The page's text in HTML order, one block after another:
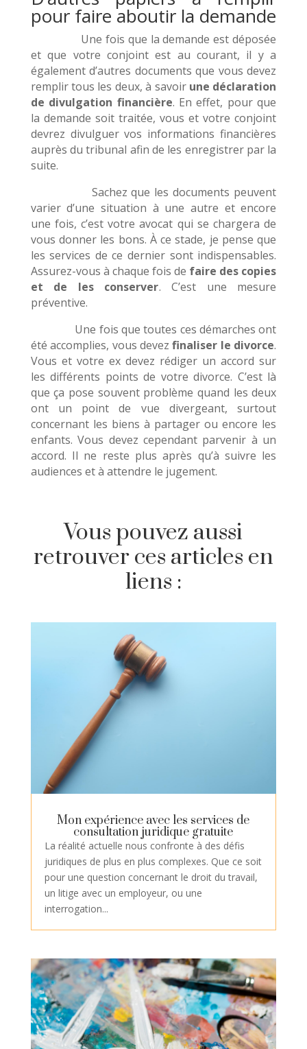
pour faire aboutir la demande
Une fois que la demande est déposée
et que votre conjoint est au courant, il y a
également d’autres documents que vous devez
remplir tous les deux, à savoir une déclaration
de divulgation financière. En effet, pour que
la demande soit traitée, vous et votre conjoint
devrez divulguer vos informations financières
auprès du tribunal afin de les enregistrer par la
suite.
Sachez que les documents peuvent
varier d’une situation à une autre et encore
une fois, c’est votre avocat qui se chargera de
vous donner les bons. À ce stade, je pense que
les services de ce dernier sont indispensables.
Assurez-vous à chaque fois de faire des copies
et de les conserver. C’est une mesure
préventive.
Une fois que toutes ces démarches ont
été accomplies, vous devezfinaliser le divorce.
Vous et votre ex devez rédiger un accord sur
les différents points de votre divorce. C’est là
que ça pose souvent problème quand les deux
ont un point de vue divergeant, surtout
concernant les biens à partager ou encore les
enfants. Vous devez cependant parvenir à un
accord. Il ne reste plus après qu’à suivre les
audiences et à attendre le jugement.
Vous pouvez aussi
retrouver ces articles en
liens :
Mon expérience avec les services de
consultation juridique gratuite
La réalité actuelle nous confronte à des défis
juridiques de plus en plus complexes. Que ce soit
pour une question concernant le droit du travail,
un litige avec un employeur, ou une
interrogation...